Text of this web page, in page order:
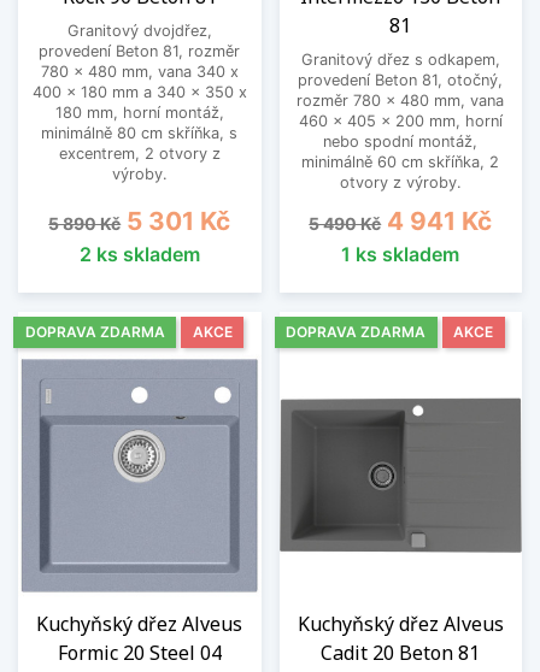
Granitový dvojdřez,
provedení Beton 81, rozměr
780 x 480 mm, vana 340 x
400 x 180 mm a 340 x 350 x
180 mm, horní montáž,
minimálně 80 cm skříňka, s
excentrem, 2 otvory z
výroby.
Běžná cena
5 890 Kč Cena
5 301 Kč
2 ks skladem
81
Granitový dřez s odkapem,
provedení Beton 81, otočný,
rozměr 780 x 480 mm, vana
460 x 405 x 200 mm, horní
nebo spodní montáž,
minimálně 60 cm skříňka, 2
otvory z výroby.
Běžná cena
5 490 Kč Cena
4 941 Kč
1 ks skladem
Kuchyňský dřez Alveus
Formic 20 Steel 04
DOPRAVA ZDARMA AKCE
Kuchyňský dřez Alveus
Cadit 20 Beton 81
DOPRAVA ZDARMA AKCE